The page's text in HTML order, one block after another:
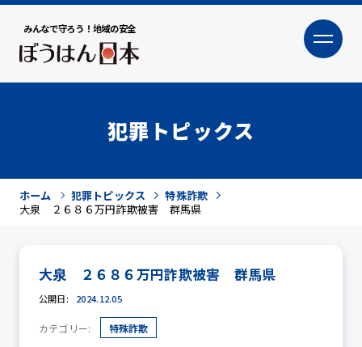
みんなで守ろう！地域の安全
大
犯罪トピックス
ホーム 犯罪トピックス
特殊詐欺
大泉 ２６８６万円詐欺被害 群馬県
大泉 ２６８６万円詐欺被害 群馬県
公開日: 2024.12.05
カテゴリー: 特殊詐欺